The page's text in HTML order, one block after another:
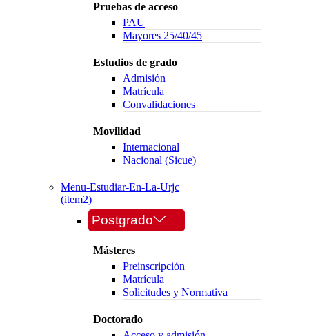
Pruebas de acceso
PAU
Mayores 25/40/45
Estudios de grado
Admisión
Matrícula
Convalidaciones
Movilidad
Internacional
Nacional (Sicue)
Menu-Estudiar-En-La-Urjc
(item2)
Postgrado
Másteres
Preinscripción
Matrícula
Solicitudes y Normativa
Doctorado